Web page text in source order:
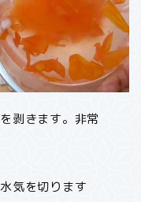
剥きます。非常
気を切ります